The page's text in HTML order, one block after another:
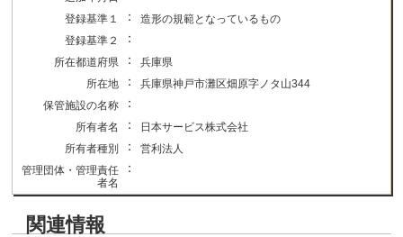
登録基準１ ：
造形の規範となっているもの
登録基準２
：
所在都道府県 ：
兵庫県
所在地
：
兵庫県神戸市灘区畑原字ノタ山344
保管施設の名称
：
所有者名 ：
日本サービス株式会社
所有者種別
：
営利法人
管理団体・管理責任
者名
：
関連情報